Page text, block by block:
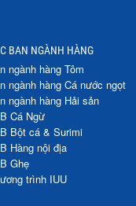
BAN NGÀNH HÀNG
ngành hàng Tôm
ngành hàng Cá nước ngọt
ngành hàng Hải sản
Cá Ngừ
Bột cá & Surimi
Hàng nội địa
Ghẹ
trình IUU